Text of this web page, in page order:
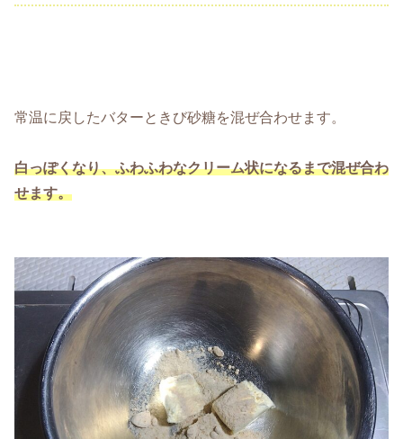
常温に戻したバターときび砂糖を混ぜ合わせます。
白っぽくなり、ふわふわなクリーム状になるまで混ぜ合わ
せます。